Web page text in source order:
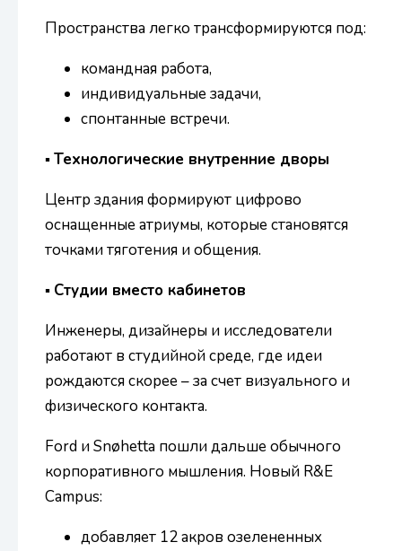
Пространства легко трансформируются под:
командная работа,
индивидуальные задачи,
спонтанные встречи.
▪Технологические внутренние дворы
Центр здания формируют цифрово
оснащенные атриумы, которые становятся
точками тяготения и общения.
▪ Студии вместо кабинетов
Инженеры, дизайнеры и исследователи
работают в студийной среде, где идеи
рождаются скорее – за счет визуального и
физического контакта.
Ford и Snøhetta пошли дальше обычного
корпоративного мышления. Новый R&E
Campus:
добавляет 12 акров озелененных